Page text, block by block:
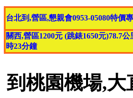
台北到,營區,懇親會0953-05080特價
關西,營區1200元 (跳錶1650元)78.7公
時23分鐘
到桃園機場,大